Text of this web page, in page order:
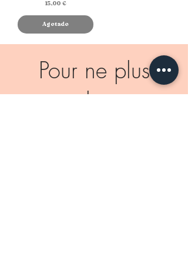
Precio
15,00 €
Agotado
Pour ne plus
rien louper